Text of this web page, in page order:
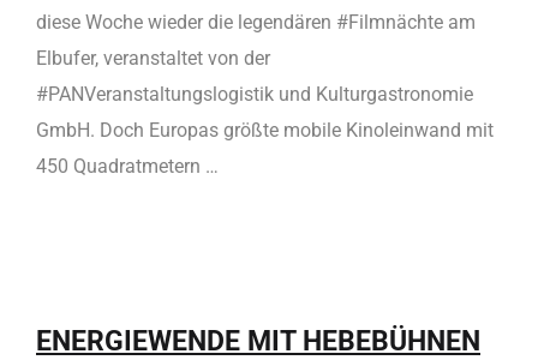
diese Woche wieder die legendären #Filmnächte am
Elbufer, veranstaltet von der
#PANVeranstaltungslogistik und Kulturgastronomie
GmbH. Doch Europas größte mobile Kinoleinwand mit
450 Quadratmetern …
ENERGIEWENDE MIT HEBEBÜHNEN